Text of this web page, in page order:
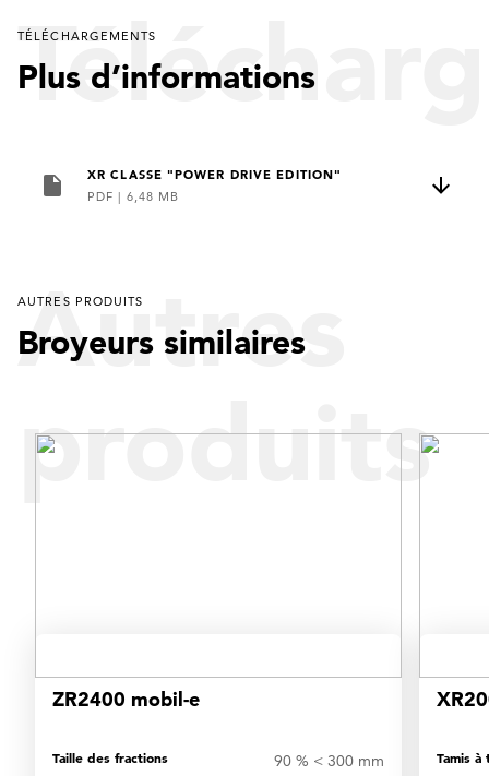
TÉLÉCHARGEMENTS
Plus d’informations
XR CLASSE "POWER DRIVE EDITION"
PDF | 6,48 MB
Autres
produits
AUTRES PRODUITS
Broyeurs similaires
ZR2400 mobil-e
Taille des fractions 90 % < 300 mm Tamis